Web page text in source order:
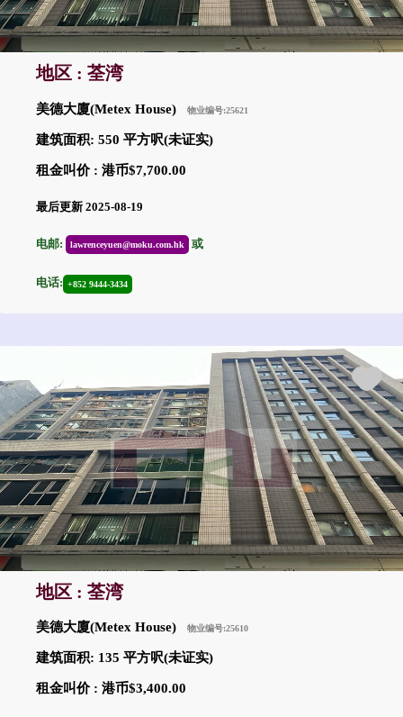
地区 : 荃湾
美德大廈(Metex House) 物业编号:25621
建筑面积: 550 平方呎(未证实)
租金叫价 : 港币$7,700.00
最后更新 2025-08-19
电邮: lawrenceyuen@moku.com.hk 或
电话: +852 9444-3434
地区 : 荃湾
美德大廈(Metex House) 物业编号:25610
建筑面积: 135 平方呎(未证实)
租金叫价 : 港币$3,400.00